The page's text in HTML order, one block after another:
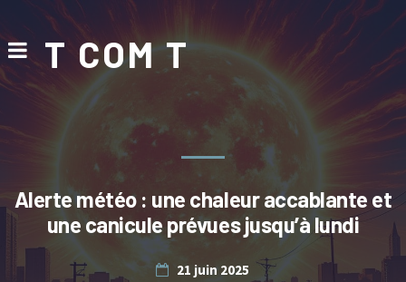
T COM T
Alerte météo : une chaleur accablante et
une canicule prévues jusqu’à lundi
21 juin 2025